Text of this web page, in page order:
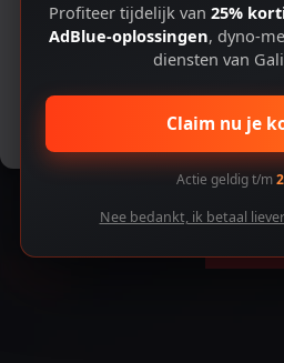
functies en mogelijkheden nadelig
Voorkeuren
Profiteer tijdelijk van 25%
AdBlue-oplossingen, dyno-
diensten van
Claim nu je
Actie geldig t/m
Nee bedankt, ik betaal